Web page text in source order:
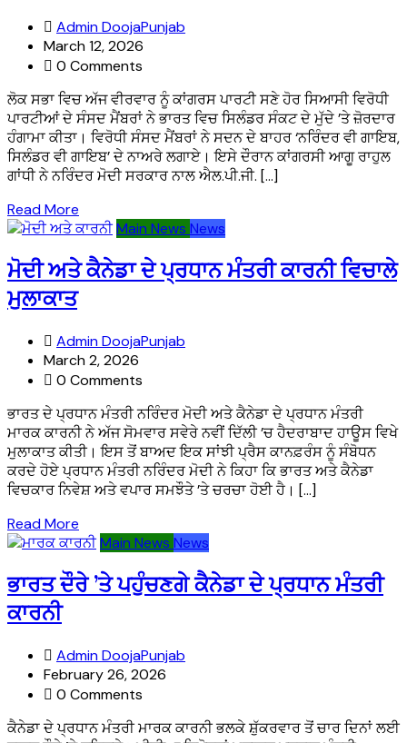
Admin DoojaPunjab
March 12, 2026
0 Comments
ਲੋਕ ਸਭਾ ਵਿਚ ਅੱਜ ਵੀਰਵਾਰ ਨੂੰ ਕਾਂਗਰਸ ਪਾਰਟੀ ਸਣੇ ਹੋਰ ਸਿਆਸੀ ਵਿਰੋਧੀ
ਪਾਰਟੀਆਂ ਦੇ ਸੰਸਦ ਮੈਂਬਰਾਂ ਨੇ ਭਾਰਤ ਵਿਚ ਸਿਲੰਡਰ ਸੰਕਟ ਦੇ ਮੁੱਦੇ ’ਤੇ ਜ਼ੋਰਦਾਰ
ਹੰਗਾਮਾ ਕੀਤਾ। ਵਿਰੋਧੀ ਸੰਸਦ ਮੈਂਬਰਾਂ ਨੇ ਸਦਨ ਦੇ ਬਾਹਰ ‘ਨਰਿੰਦਰ ਵੀ ਗਾਇਬ,
ਸਿਲੰਡਰ ਵੀ ਗਾਇਬ’ ਦੇ ਨਾਅਰੇ ਲਗਾਏ। ਇਸੇ ਦੌਰਾਨ ਕਾਂਗਰਸੀ ਆਗੂ ਰਾਹੁਲ
ਗਾਂਧੀ ਨੇ ਨਰਿੰਦਰ ਮੋਦੀ ਸਰਕਾਰ ਨਾਲ ਐਲ.ਪੀ.ਜੀ. […]
Read More
Main News News
ਮੋਦੀ ਅਤੇ ਕੈਨੇਡਾ ਦੇ ਪ੍ਰਧਾਨ ਮੰਤਰੀ ਕਾਰਨੀ ਵਿਚਾਲੇ
ਮੁਲਾਕਾਤ
Admin DoojaPunjab
March 2, 2026
0 Comments
ਭਾਰਤ ਦੇ ਪ੍ਰਧਾਨ ਮੰਤਰੀ ਨਰਿੰਦਰ ਮੋਦੀ ਅਤੇ ਕੈਨੇਡਾ ਦੇ ਪ੍ਰਧਾਨ ਮੰਤਰੀ
ਮਾਰਕ ਕਾਰਨੀ ਨੇ ਅੱਜ ਸੋਮਵਾਰ ਸਵੇਰੇ ਨਵੀਂ ਦਿੱਲੀ ’ਚ ਹੈਦਰਾਬਾਦ ਹਾਊਸ ਵਿਖੇ
ਮੁਲਾਕਾਤ ਕੀਤੀ। ਇਸ ਤੋਂ ਬਾਅਦ ਇਕ ਸਾਂਝੀ ਪ੍ਰੈਸ ਕਾਨਫ਼ਰੰਸ ਨੂੰ ਸੰਬੋਧਨ
ਕਰਦੇ ਹੋਏ ਪ੍ਰਧਾਨ ਮੰਤਰੀ ਨਰਿੰਦਰ ਮੋਦੀ ਨੇ ਕਿਹਾ ਕਿ ਭਾਰਤ ਅਤੇ ਕੈਨੇਡਾ
ਵਿਚਕਾਰ ਨਿਵੇਸ਼ ਅਤੇ ਵਪਾਰ ਸਮਝੌਤੇ ’ਤੇ ਚਰਚਾ ਹੋਈ ਹੈ। […]
Read More
Main News News
ਭਾਰਤ ਦੌਰੇ ’ਤੇ ਪਹੁੰਚਣਗੇ ਕੈਨੇਡਾ ਦੇ ਪ੍ਰਧਾਨ ਮੰਤਰੀ
ਕਾਰਨੀ
Admin DoojaPunjab
February 26, 2026
0 Comments
ਕੈਨੇਡਾ ਦੇ ਪ੍ਰਧਾਨ ਮੰਤਰੀ ਮਾਰਕ ਕਾਰਨੀ ਭਲਕੇ ਸ਼ੁੱਕਰਵਾਰ ਤੋਂ ਚਾਰ ਦਿਨਾਂ ਲਈ